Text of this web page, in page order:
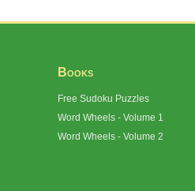
Books
Free Sudoku Puzzles
Word Wheels - Volume 1
Word Wheels - Volume 2